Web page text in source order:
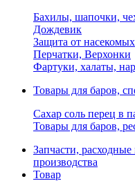
Бахилы, шапочки,
Дождевик
Защита от насекомых
Перчатки, Верхонки
Фартуки, халаты,
Товары для баров,
Сахар соль перец в
Товары для баров,
Запчасти,
производства
Товар